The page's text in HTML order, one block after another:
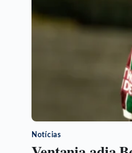
Notícias